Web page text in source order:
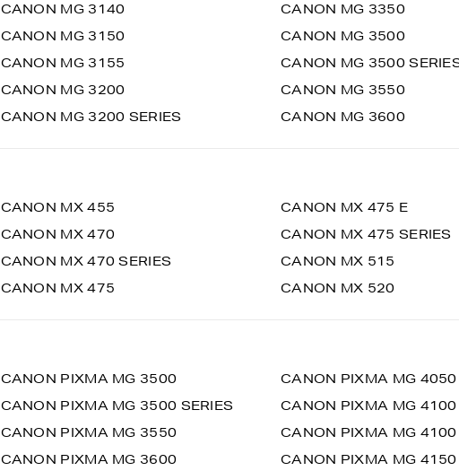
CANON MG 3140
CANON MG 3150
CANON MG 3155
CANON MG 3200
CANON MG 3200 SERIES
CANON MG 3350
CANON MG 3500
CANON MG 3500
CANON MG 3550
CANON MG 3600
CANON MX 455
CANON MX 470
CANON MX 470 SERIES
CANON MX 475
CANON MX 475 E
CANON MX 475 SERIES
CANON MX 515
CANON MX 520
CANON PIXMA MG 3500
CANON PIXMA MG 3500 SERIES
CANON PIXMA MG 3550
CANON PIXMA MG 3600
CANON PIXMA MG 4050
CANON PIXMA MG 4100
CANON PIXMA MG 4100
CANON PIXMA MG 4150